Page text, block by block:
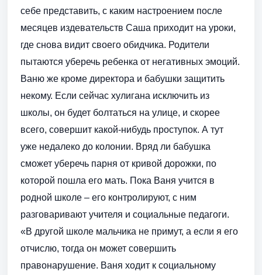
себе представить, с каким настроением после
месяцев издевательств Саша приходит на уроки,
где снова видит своего обидчика. Родители
пытаются уберечь ребенка от негативных эмоций.
Ваню же кроме директора и бабушки защитить
некому. Если сейчас хулигана исключить из
школы, он будет болтаться на улице, и скорее
всего, совершит какой-нибудь проступок. А тут
уже недалеко до колонии. Вряд ли бабушка
сможет уберечь парня от кривой дорожки, по
которой пошла его мать. Пока Ваня учится в
родной школе – его контролируют, с ним
разговаривают учителя и социальные педагоги.
«В другой школе мальчика не примут, а если я его
отчислю, тогда он может совершить
правонарушение. Ваня ходит к социальному